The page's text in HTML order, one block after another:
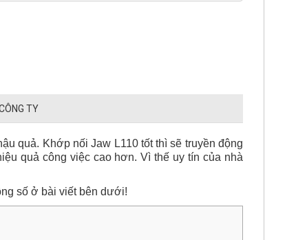
TY
quả. Khớp nối Jaw L110 tốt thì sẽ truyền động
quả công việc cao hơn. Vì thế uy tín của nhà
số ở bài viết bên dưới!